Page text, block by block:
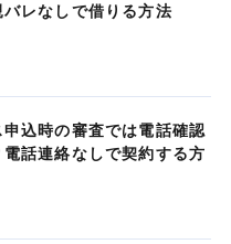
レなしで借りる方法
申込時の審査では電話確認
話連絡なしで契約する方